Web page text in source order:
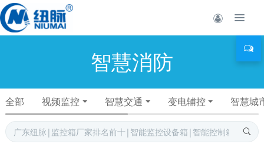
智慧消防
全部 视频监控 智慧交通 变电辅控 智慧城